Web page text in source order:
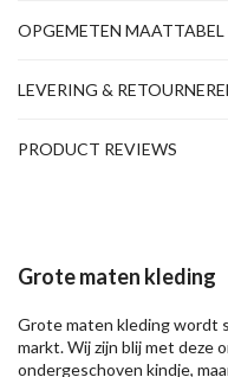
OPGEMETEN MAATTABEL
LEVERING &
PRODUCT REVIEWS
Grote maten kleding
Grote maten kleding wordt
markt. Wij zijn blij met deze
ondergeschoven kindje,